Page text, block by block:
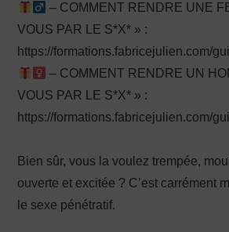
– COMMENT RENDRE UNE
VOUS PAR LE S*X* » :
https://formations.fabricejulien.com/
– COMMENT RENDRE UN
VOUS PAR LE S*X* » :
https://formations.fabricejulien.com/
Bien sûr, vous la voulez trempée,
ouverte et excitée ? C’est carrément
le sexe pénétratif.